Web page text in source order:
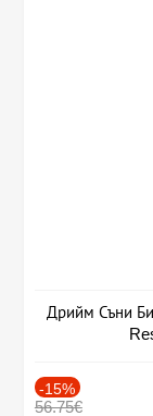
Дрийм Съни
-15%
56.75€